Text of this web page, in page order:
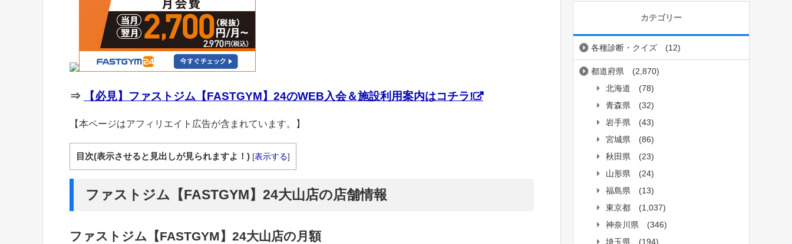
⇒ 【必見】ファストジム【FASTGYM】24のWEB入会＆施設利用案内はコチラ!
【本ページはアフィリエイト広告が含まれています。】
目次(表示させると見出しが見られますよ！) [表示する]
ファストジム【FASTGYM】24大山店の店舗情報
ファストジム【FASTGYM】24大山店の月額
カテゴリー
各種診断・クイズ (12)
都道府県
(2,870)
北海道
(78)
青森県
(32)
岩手県
(43)
宮城県
(86)
秋田県
(23)
山形県
(24)
福島県
(13)
東京都
(1,037)
神奈川県
(346)
埼玉県
(194)